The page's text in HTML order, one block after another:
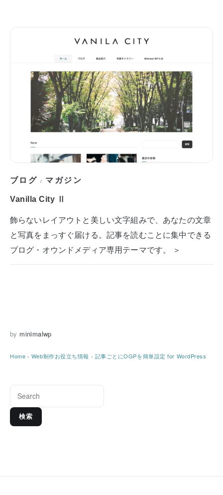
ブログ / マガジン
Vanilla City Ⅱ
飾らないレイアウトと美しい文字組みで、あなたの文章
と写真をまっすぐ届ける。記事を読むことに集中できる
ブログ・オウンドメディア専用テーマです。 ＞
by minimalwp
Home › Web制作お役立ち情報 › 記事ごとにOGPを簡単設定 for WordPress
検索